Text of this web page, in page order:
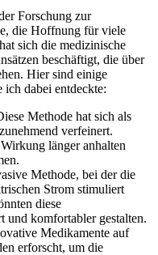
Forschung⁤ zur
die Hoffnung⁤ für viele
sich die ⁤medizinische
beschäftigt, die über
⁢Hier sind einige⁣
ich dabei entdeckte:
Methode hat sich als
verfeinert.
länger anhalten
Methode, bei der die⁣
Strom stimuliert
diese
und komfortabler gestalten.
Medikamente auf
erforscht, ‌um die